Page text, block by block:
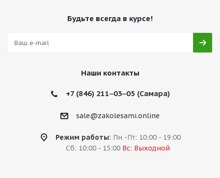
Будьте всегда в курсе!
Наши контакты
+7 (846) 211‒03‒05 (Самара)
sale@zakolesami.online
Режим работы: Пн -Пт: 10:00 - 19:00
Сб: 10:00 - 15:00 Вс: Выходной